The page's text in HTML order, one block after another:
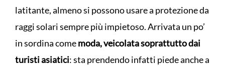
latitante, almeno si possono usare a protezione da
raggi solari sempre più impietoso. Arrivata un po’
in sordina comemoda, veicolata soprattutto dai
turisti asiatici: sta prendendo infatti piede anche a